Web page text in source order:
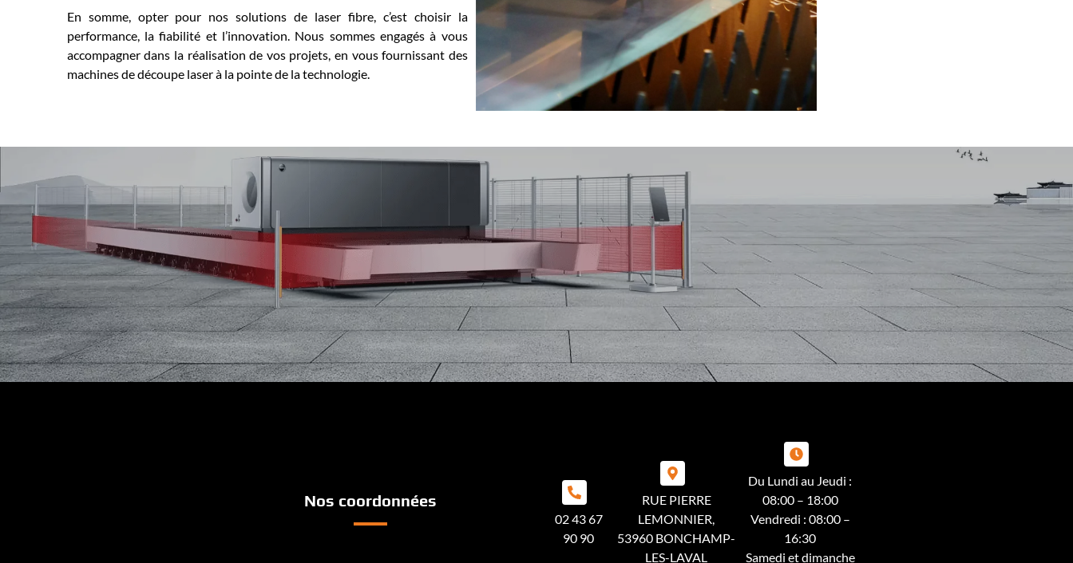
En somme, opter pour nos solutions de laser fibre, c’est choisir la
performance, la fiabilité et l’innovation. Nous sommes engagés à vous
accompagner dans la réalisation de vos projets, en vous fournissant des
machines de découpe laser à la pointe de la technologie.
Nos coordonnées
02 43 67
90 90
RUE PIERRE
LEMONNIER,
53960 BONCHAMP-
LES-LAVAL
Du Lundi au Jeudi :
08:00 – 18:00
Vendredi : 08:00 –
16:30
Samedi et dimanche